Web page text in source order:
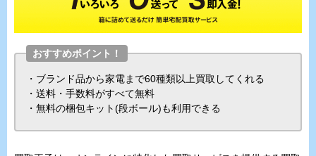
おすすめポイント！
・ブランド品から家電まで60種類以上買取してくれる
・送料・手数料がすべて無料
・無料の梱包キット(段ボール)も利用できる